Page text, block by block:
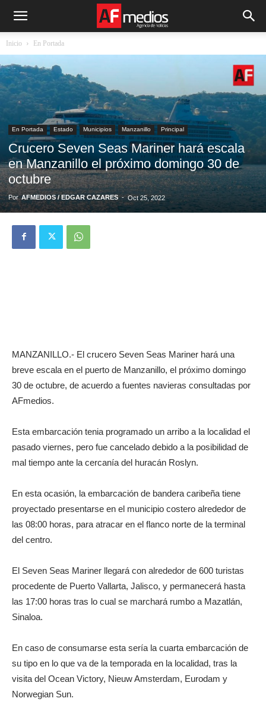
Inicio En Portada
En Portada Estado Municipios Manzanillo Principal
Crucero Seven Seas Mariner hará escala
en Manzanillo el próximo domingo 30 de
octubre
Por AFMEDIOS / EDGAR CAZARES - Oct 25, 2022
MANZANILLO.- El crucero Seven Seas Mariner hará una
breve escala en el puerto de Manzanillo, el próximo domingo
30 de octubre, de acuerdo a fuentes navieras consultadas por
AFmedios.
Esta embarcación tenia programado un arribo a la localidad el
pasado viernes, pero fue cancelado debido a la posibilidad de
mal tiempo ante la cercanía del huracán Roslyn.
En esta ocasión, la embarcación de bandera caribeña tiene
proyectado presentarse en el municipio costero alrededor de
las 08:00 horas, para atracar en el flanco norte de la terminal
del centro.
El Seven Seas Mariner llegará con alrededor de 600 turistas
procedente de Puerto Vallarta, Jalisco, y permanecerá hasta
las 17:00 horas tras lo cual se marchará rumbo a Mazatlán,
Sinaloa.
En caso de consumarse esta sería la cuarta embarcación de
su tipo en lo que va de la temporada en la localidad, tras la
visita del Ocean Victory, Nieuw Amsterdam, Eurodam y
Norwegian Sun.